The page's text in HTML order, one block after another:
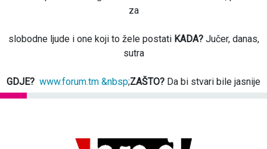
za
slobodne ljude i one koji to žele postati KADA?Jučer, danas,
sutra
GDJE? www.forum.tm &nbsp;ZAŠTO? Da bi stvari bile jasnije